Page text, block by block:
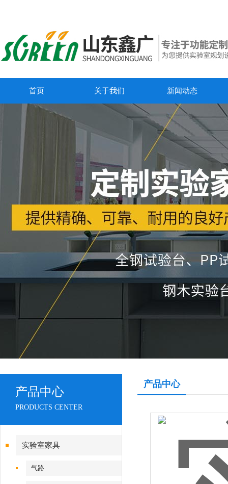
首页 关于我们 新闻动态
产品中心
PRODUCTS CENTER
实验室家具
气路
产品中心